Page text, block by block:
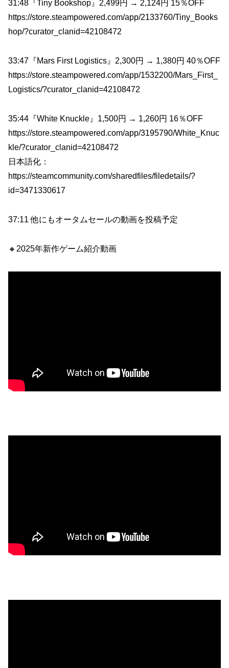
31:48『Tiny Bookshop』2,499円 → 2,124円 15％OFF
https://store.steampowered.com/app/2133760/Tiny_Books
hop/?curator_clanid=42108472
33:47『Mars First Logistics』2,300円 → 1,380円 40％OFF
https://store.steampowered.com/app/1532200/Mars_First_
Logistics/?curator_clanid=42108472
35:44『White Knuckle』1,500円 → 1,260円 16％OFF
https://store.steampowered.com/app/3195790/White_Knuc
kle/?curator_clanid=42108472
日本語化：
https://steamcommunity.com/sharedfiles/filedetails/?
id=3471330617
37:11 他にもオータムセールの動画を投稿予定
🔸2025年新作ゲーム紹介動画